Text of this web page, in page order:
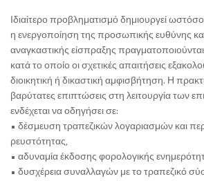
Ιδιαίτερο προβληματισμό δημιουργεί
η ενεργοποίηση της προσωπικής ευθύνης
αναγκαστικής είσπραξης
κατά το οποίο οι σχετικές απαιτήσεις
διοικητική ή δικαστική αμφισβήτηση. Η
βαρύτατες επιπτώσεις στη λειτουργία των
ενδέχεται να οδηγήσει σε:
• δέσμευση τραπεζικών λογαριασμών και
ρευστότητας,
• αδυναμία έκδοσης φορολογικής
• δυσχέρεια συναλλαγών με το τραπεζικό